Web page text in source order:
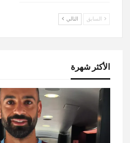
السابق التالي
الأكثر شهرة